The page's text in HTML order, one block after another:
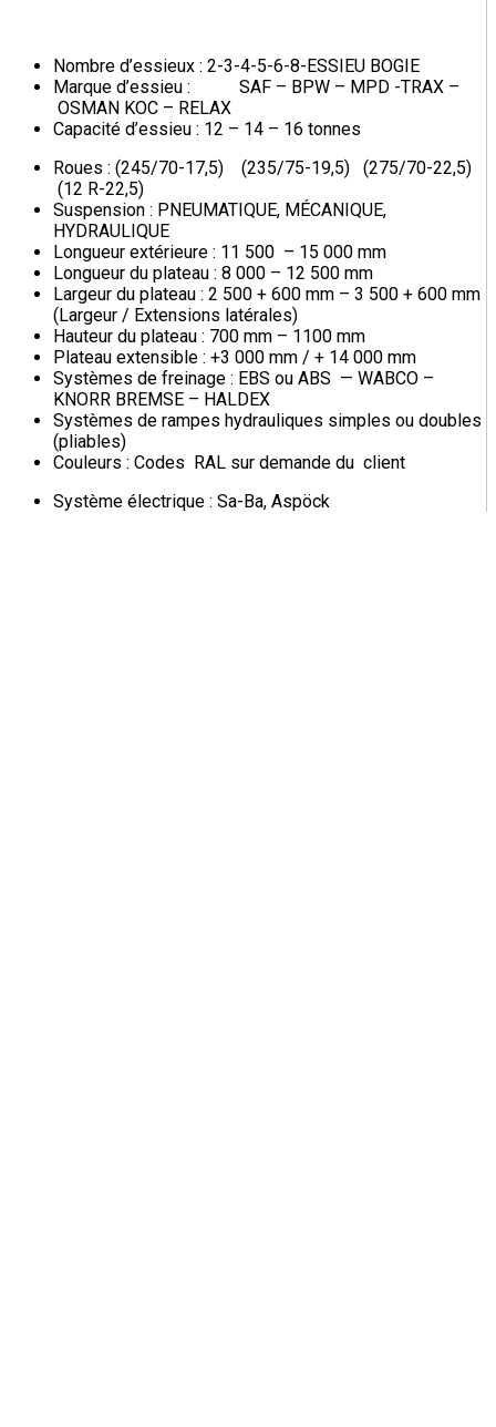
Nombre d’essieux : 2-3-4-5-6-8-ESSIEU BOGIE
Marque d’essieu : SAF – BPW – MPD -TRAX –
OSMAN KOC – RELAX
Capacité d’essieu : 12 – 14 – 16 tonnes
Roues : (245/70-17,5) (235/75-19,5) (275/70-22,5)
(12 R-22,5)
Suspension : PNEUMATIQUE, MÉCANIQUE,
HYDRAULIQUE
Longueur extérieure : 11 500 – 15 000 mm
Longueur du plateau : 8 000 – 12 500 mm
Largeur du plateau : 2 500 + 600 mm – 3 500 + 600 mm
(Largeur / Extensions latérales)
Hauteur du plateau : 700 mm – 1100 mm
Plateau extensible : +3 000 mm / + 14 000 mm
Systèmes de freinage : EBS ou ABS — WABCO –
KNORR BREMSE – HALDEX
Systèmes de rampes hydrauliques simples ou doubles
(pliables)
Couleurs : Codes RAL sur demande du client
Système électrique : Sa-Ba, Aspöck